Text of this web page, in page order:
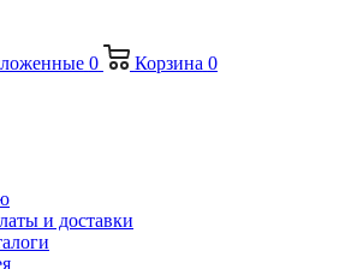
0 Корзина 0
и доставки